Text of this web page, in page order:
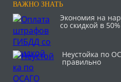
ВАЖНО ЗНАТЬ
Экономия на
со скидкой в 50%
Неустойка по
правильно